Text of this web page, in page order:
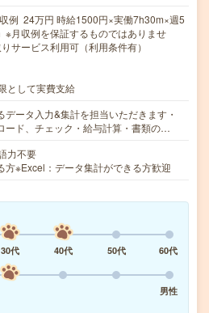
例 24万円 時給1500円×実働7h30m×週5
※月収例を保証するものではありませ
サービス利用可（利用条件有）
として実費支給
データ入力&集計を担当いただきます・
ード、チェック・給与計算・書類の…
力不要
方※Excel：データ集計ができる方歓迎
30代 40代 50代
60代
男性